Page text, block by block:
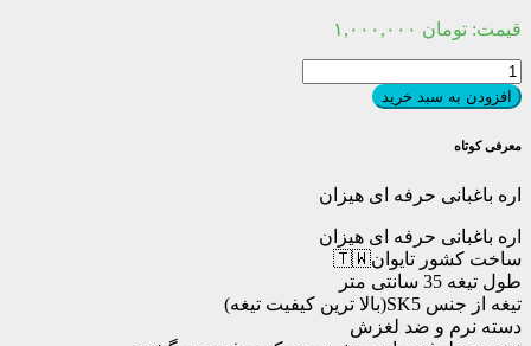
قیمت: تومان
اره
باغبانی
حرفه
هیزان
عدد
افزودن به سبد خرید
معرفی کوتاه
اره باغبانی حرفه ای هیزان
اره باغبانی حرفه ای هیزان
ساخت کشور تایوان🇹🇼
طول تیغه 35 سانتی متر
تیغه از جنس SK5(بالا ترین کیفیت تیغه)
دسته نرم و ضد لغزش